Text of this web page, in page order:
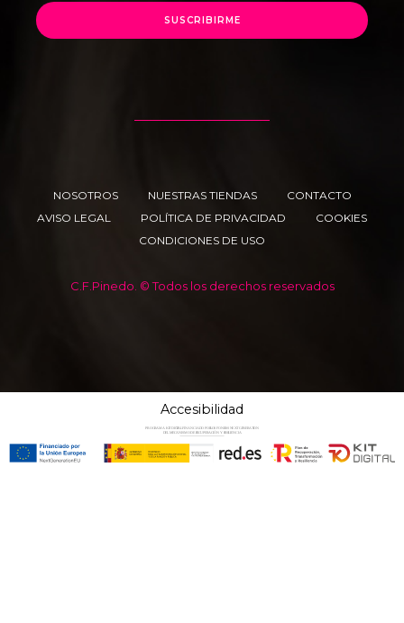
SUSCRIBIRME
NOSOTROS NUESTRAS TIENDAS
CONTACTO
AVISO LEGAL
POLÍTICA DE PRIVACIDAD
COOKIES
CONDICIONES DE USO
C.F.Pinedo. © Todos los derechos reservados
Accesibilidad